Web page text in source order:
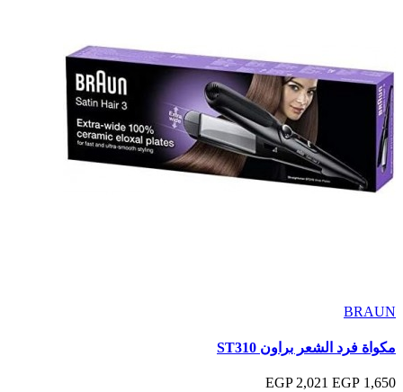
BRAUN
مكواة فرد الشعر براون ST310
1,650 EGP
2,021 EGP